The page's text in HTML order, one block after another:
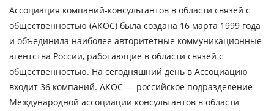
Ассоциация компаний-консультантов в области связей с
общественностью (АКОС) была создана 16 марта 1999 года
и объединила наиболее авторитетные коммуникационные
агентства России, работающие в области связей с
общественностью. На сегодняшний день в Ассоциацию
входит 36 компаний. АКОС — российское подразделение
Международной ассоциации консультантов в области